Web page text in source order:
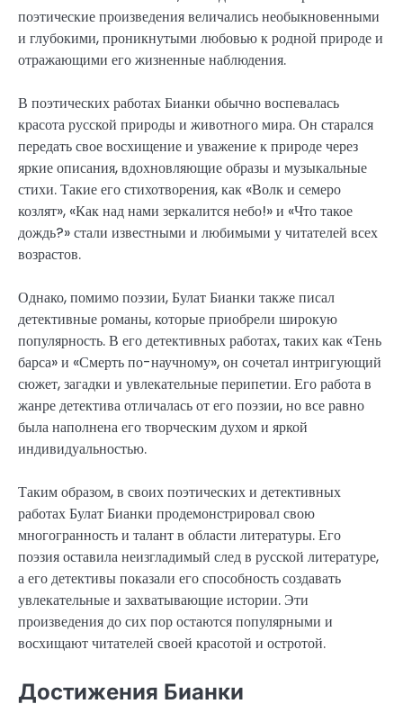
поэтические произведения величались необыкновенными
и глубокими, проникнутыми любовью к родной природе и
отражающими его жизненные наблюдения.
В поэтических работах Бианки обычно воспевалась
красота русской природы и животного мира. Он старался
передать свое восхищение и уважение к природе через
яркие описания, вдохновляющие образы и музыкальные
стихи. Такие его стихотворения, как «Волк и семеро
козлят», «Как над нами зеркалится небо!» и «Что такое
дождь?» стали известными и любимыми у читателей всех
возрастов.
Однако, помимо поэзии, Булат Бианки также писал
детективные романы, которые приобрели широкую
популярность. В его детективных работах, таких как «Тень
барса» и «Смерть по-научному», он сочетал интригующий
сюжет, загадки и увлекательные перипетии. Его работа в
жанре детектива отличалась от его поэзии, но все равно
была наполнена его творческим духом и яркой
индивидуальностью.
Таким образом, в своих поэтических и детективных
работах Булат Бианки продемонстрировал свою
многогранность и талант в области литературы. Его
поэзия оставила неизгладимый след в русской литературе,
а его детективы показали его способность создавать
увлекательные и захватывающие истории. Эти
произведения до сих пор остаются популярными и
восхищают читателей своей красотой и остротой.
Достижения Бианки